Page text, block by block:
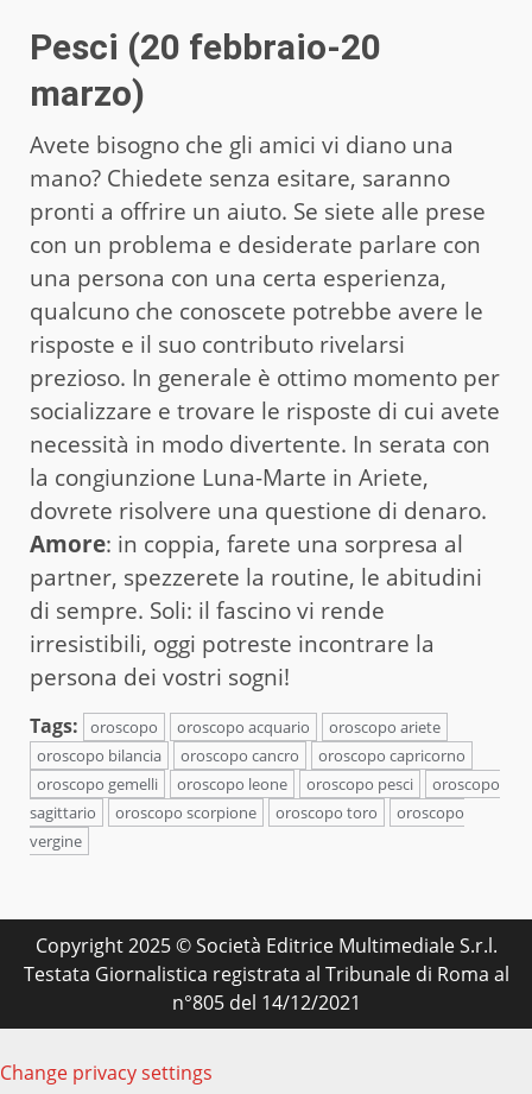
Pesci (20 febbraio-20
marzo)
Avete bisogno che gli amici vi diano una
mano? Chiedete senza esitare, saranno
pronti a offrire un aiuto. Se siete alle prese
con un problema e desiderate parlare con
una persona con una certa esperienza,
qualcuno che conoscete potrebbe avere le
risposte e il suo contributo rivelarsi
prezioso. In generale è ottimo momento per
socializzare e trovare le risposte di cui avete
necessità in modo divertente. In serata con
la congiunzione Luna-Marte in Ariete,
dovrete risolvere una questione di denaro.
Amore: in coppia, farete una sorpresa al
partner, spezzerete la routine, le abitudini
di sempre. Soli: il fascino vi rende
irresistibili, oggi potreste incontrare la
persona dei vostri sogni!
Tags: oroscopo oroscopo acquario
oroscopo ariete
oroscopo bilancia
oroscopo cancro
oroscopo capricorno
oroscopo gemelli
oroscopo leone oroscopo pesci
oroscopo
sagittario
oroscopo scorpione oroscopo toro
oroscopo
vergine
Copyright 2025 © Società Editrice Multimediale S.r.l.
Testata Giornalistica registrata al Tribunale di Roma al
n°805 del 14/12/2021
Change privacy settings